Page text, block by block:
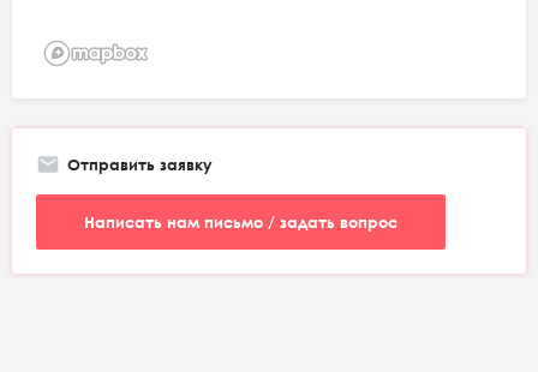
Отправить заявку
Написать нам письмо / задать вопрос